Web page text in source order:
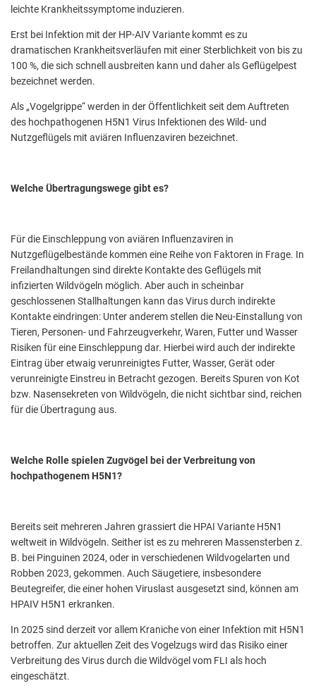
leichte Krankheitssymptome induzieren.
Erst bei Infektion mit der HP-AIV Variante kommt es zu
dramatischen Krankheitsverläufen mit einer Sterblichkeit von bis zu
100 %, die sich schnell ausbreiten kann und daher als Geflügelpest
bezeichnet werden.
Als „Vogelgrippe“ werden in der Öffentlichkeit seit dem Auftreten
des hochpathogenen H5N1 Virus Infektionen des Wild- und
Nutzgeflügels mit aviären Influenzaviren bezeichnet.
Welche Übertragungswege gibt es?
Für die Einschleppung von aviären Influenzaviren in
Nutzgeflügelbestände kommen eine Reihe von Faktoren in Frage. In
Freilandhaltungen sind direkte Kontakte des Geflügels mit
infizierten Wildvögeln möglich. Aber auch in scheinbar
geschlossenen Stallhaltungen kann das Virus durch indirekte
Kontakte eindringen: Unter anderem stellen die Neu-Einstallung von
Tieren, Personen- und Fahrzeugverkehr, Waren, Futter und Wasser
Risiken für eine Einschleppung dar. Hierbei wird auch der indirekte
Eintrag über etwaig verunreinigtes Futter, Wasser, Gerät oder
verunreinigte Einstreu in Betracht gezogen. Bereits Spuren von Kot
bzw. Nasensekreten von Wildvögeln, die nicht sichtbar sind, reichen
für die Übertragung aus.
Welche Rolle spielen Zugvögel bei der Verbreitung von
hochpathogenem H5N1?
Bereits seit mehreren Jahren grassiert die HPAI Variante H5N1
weltweit in Wildvögeln. Seither ist es zu mehreren Massensterben z.
B. bei Pinguinen 2024, oder in verschiedenen Wildvogelarten und
Robben 2023, gekommen. Auch Säugetiere, insbesondere
Beutegreifer, die einer hohen Viruslast ausgesetzt sind, können am
HPAIV H5N1 erkranken.
In 2025 sind derzeit vor allem Kraniche von einer Infektion mit H5N1
betroffen. Zur aktuellen Zeit des Vogelzugs wird das Risiko einer
Verbreitung des Virus durch die Wildvögel vom FLI als hoch
eingeschätzt.